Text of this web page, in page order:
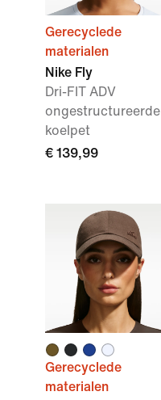
Gerecyclede
materialen
Nike Fly
Dri-FIT ADV
ongestructureerde
koelpet
€ 139,99
Gerecyclede
materialen